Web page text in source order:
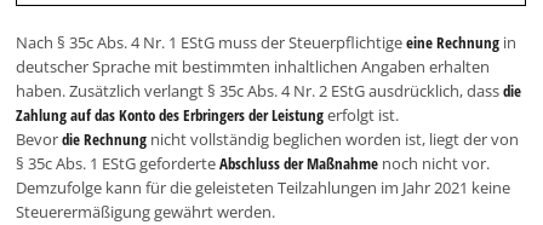
Nach § 35c Abs. 4 Nr. 1 EStG muss der Steuerpflichtigeeine Rechnung in
deutscher Sprache mit bestimmten inhaltlichen Angaben erhalten
haben. Zusätzlich verlangt § 35c Abs. 4 Nr. 2 EStG ausdrücklich, dassdie
Zahlung auf das Konto des Erbringers der Leistungerfolgt ist.
Bevordie Rechnung nicht vollständig beglichen worden ist, liegt der von
§ 35c Abs. 1 EStG geforderteAbschluss der Maßnahme noch nicht vor.
Demzufolge kann für die geleisteten Teilzahlungen im Jahr 2021 keine
Steuerermäßigung gewährt werden.